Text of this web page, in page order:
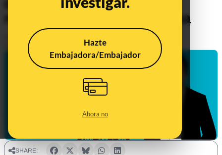
Hazte
Embajadora/Embajador
Ahora no
derecho que él mismo
reivindica para la plataforma
Publicado el
Actualizado el
Feb 4, 2025, 5:18:00 PM
SHARE: